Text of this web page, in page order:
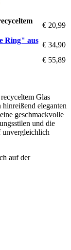
€ 20,99
Ring" aus
€ 34,90
€ 55,89
Glas
hinreißend eleganten
geschmackvolle
und die
unvergleichlich
auf der